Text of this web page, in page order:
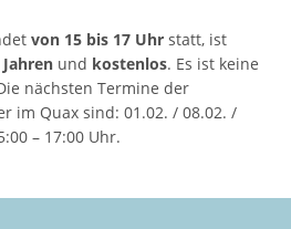
von 15 bis 17 Uhr statt, ist
und kostenlos. Es ist keine
nächsten Termine der
im Quax sind: 01.02. / 08.02. /
– 17:00 Uhr.